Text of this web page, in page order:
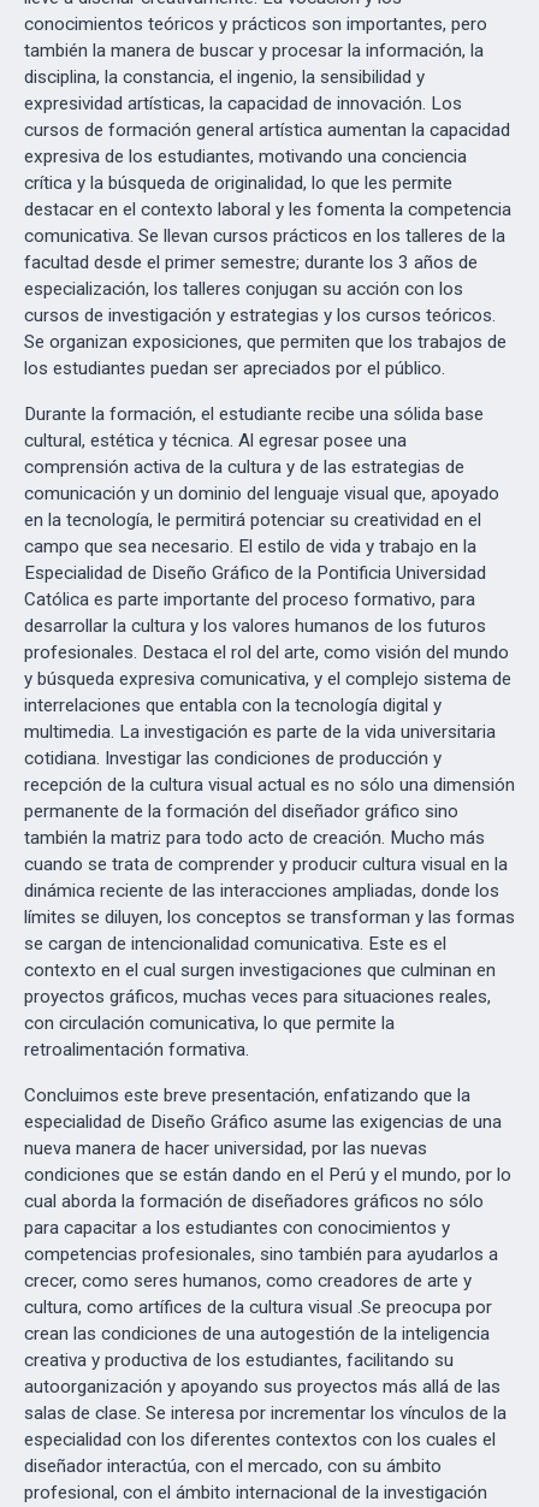
conocimientos teóricos y prácticos son importantes, pero
también la manera de buscar y procesar la información, la
disciplina, la constancia, el ingenio, la sensibilidad y
expresividad artísticas, la capacidad de innovación. Los
cursos de formación general artística aumentan la capacidad
expresiva de los estudiantes, motivando una conciencia
crítica y la búsqueda de originalidad, lo que les permite
destacar en el contexto laboral y les fomenta la competencia
comunicativa. Se llevan cursos prácticos en los talleres de la
facultad desde el primer semestre; durante los 3 años de
especialización, los talleres conjugan su acción con los
cursos de investigación y estrategias y los cursos teóricos.
Se organizan exposiciones, que permiten que los trabajos de
los estudiantes puedan ser apreciados por el público.
Durante la formación, el estudiante recibe una sólida base
cultural, estética y técnica. Al egresar posee una
comprensión activa de la cultura y de las estrategias de
comunicación y un dominio del lenguaje visual que, apoyado
en la tecnología, le permitirá potenciar su creatividad en el
campo que sea necesario. El estilo de vida y trabajo en la
Especialidad de Diseño Gráfico de la Pontificia Universidad
Católica es parte importante del proceso formativo, para
desarrollar la cultura y los valores humanos de los futuros
profesionales. Destaca el rol del arte, como visión del mundo
y búsqueda expresiva comunicativa, y el complejo sistema de
interrelaciones que entabla con la tecnología digital y
multimedia. La investigación es parte de la vida universitaria
cotidiana. Investigar las condiciones de producción y
recepción de la cultura visual actual es no sólo una dimensión
permanente de la formación del diseñador gráfico sino
también la matriz para todo acto de creación. Mucho más
cuando se trata de comprender y producir cultura visual en la
dinámica reciente de las interacciones ampliadas, donde los
límites se diluyen, los conceptos se transforman y las formas
se cargan de intencionalidad comunicativa. Este es el
contexto en el cual surgen investigaciones que culminan en
proyectos gráficos, muchas veces para situaciones reales,
con circulación comunicativa, lo que permite la
retroalimentación formativa.
Concluimos este breve presentación, enfatizando que la
especialidad de Diseño Gráfico asume las exigencias de una
nueva manera de hacer universidad, por las nuevas
condiciones que se están dando en el Perú y el mundo, por lo
cual aborda la formación de diseñadores gráficos no sólo
para capacitar a los estudiantes con conocimientos y
competencias profesionales, sino también para ayudarlos a
crecer, como seres humanos, como creadores de arte y
cultura, como artífices de la cultura visual .Se preocupa por
crean las condiciones de una autogestión de la inteligencia
creativa y productiva de los estudiantes, facilitando su
autoorganización y apoyando sus proyectos más allá de las
salas de clase. Se interesa por incrementar los vínculos de la
especialidad con los diferentes contextos con los cuales el
diseñador interactúa, con el mercado, con su ámbito
profesional, con el ámbito internacional de la investigación